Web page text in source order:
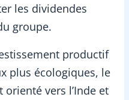
les dividendes
groupe.
productif
plus écologiques, le
orienté vers l’Inde et